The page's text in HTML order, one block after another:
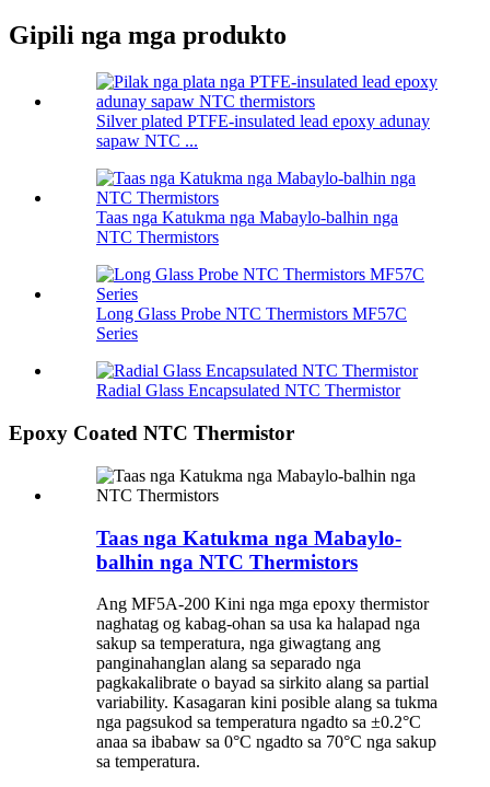
Gipili nga mga produkto
Silver plated PTFE-insulated lead epoxy adunay
sapaw NTC ...
Taas nga Katukma nga Mabaylo-balhin nga
NTC Thermistors
Long Glass Probe NTC Thermistors MF57C
Series
Radial Glass Encapsulated NTC Thermistor
Epoxy Coated NTC Thermistor
Taas nga Katukma nga Mabaylo-
balhin nga NTC Thermistors
Ang MF5A-200 Kini nga mga epoxy thermistor
naghatag og kabag-ohan sa usa ka halapad nga
sakup sa temperatura, nga giwagtang ang
panginahanglan alang sa separado nga
pagkakalibrate o bayad sa sirkito alang sa partial
variability. Kasagaran kini posible alang sa tukma
nga pagsukod sa temperatura ngadto sa ±0.2°C
anaa sa ibabaw sa 0°C ngadto sa 70°C nga sakup
sa temperatura.